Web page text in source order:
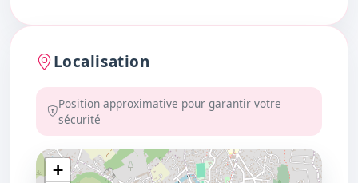
Localisation
Position approximative pour garantir votre
sécurité
+